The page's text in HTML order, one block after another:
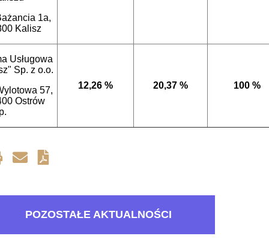
1a,
Kalisz
Usługowa
Sp. z o.o.
57,
Ostrów
12,26 % 20,37 % 100 %
POZOSTAŁE AKTUALNOŚCI